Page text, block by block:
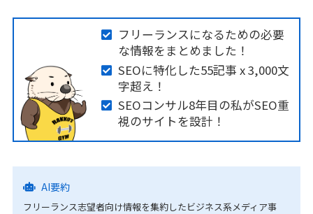
フリーランスになるための必要
な情報をまとめました！
SEOに特化した55記事 x 3,000文
字超え！
SEOコンサル8年目の私がSEO重
視のサイトを設計！
AI要約
フリーランス志望者向け情報を集約したビジネス系メディア事